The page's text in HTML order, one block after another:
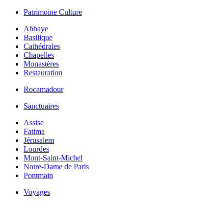
Patrimoine Culture
Abbaye
Basilique
Cathédrales
Chapelles
Monastères
Restauration
Rocamadour
Sanctuaires
Assise
Fatima
Jérusalem
Lourdes
Mont-Saint-Michel
Notre-Dame de Paris
Pontmain
Voyages